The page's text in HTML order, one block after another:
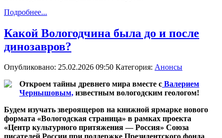
Подробнее...
Какой Вологодчина была до и после
динозавров?
Опубликовано: 25.02.2026 09:50 Категория: Анонсы
Откроем тайны древнего мира вместе с Валерием
Чернышовым, известным вологодским геологом!
Будем изучать звероящеров на книжной ярмарке нового
формата «Вологодская страница» в рамках проекта
«Центр культурного притяжения — Россия» Союза